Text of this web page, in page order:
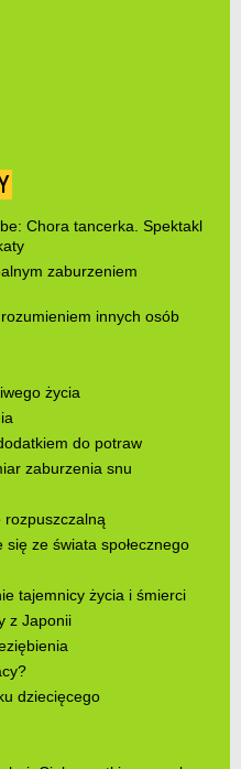
Chora tancerka. Spektakl
zaburzeniem
innych osób
życia
do potraw
zaburzenia snu
rozpuszczalną
ze świata społecznego
tajemnicy życia i śmierci
z Japonii
dziecięcego